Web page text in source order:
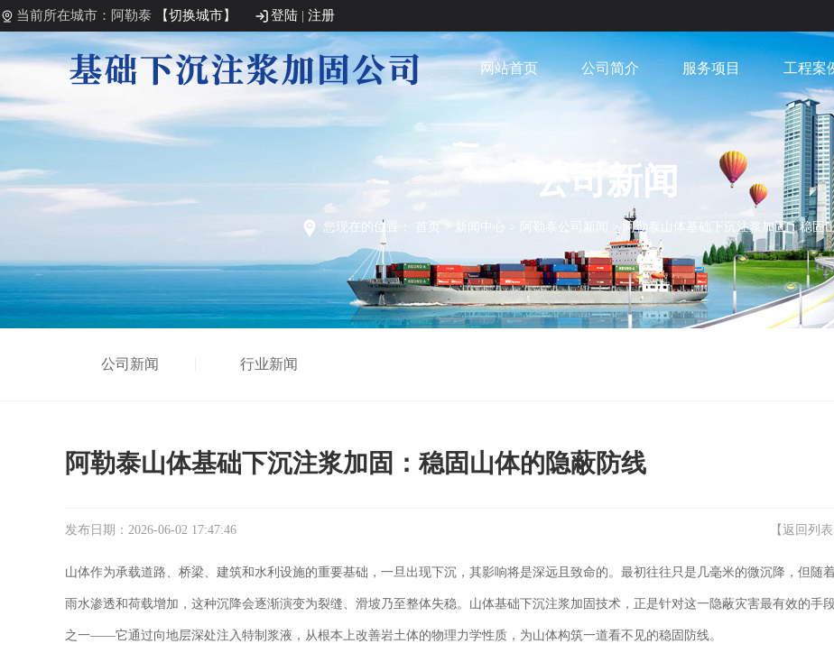
当前所在城市：阿勒泰 【切换城市】 登陆 | 注册
网站首页 公司简介 服务项目 工程案
公司新闻
您现在的位置： 首页 > 新闻中心 > 阿勒泰公司新闻 > 阿勒泰山体基础下沉注浆加固：稳固
公司新闻 行业新闻
阿勒泰山体基础下沉注浆加固：稳固山体的隐蔽防线
发布日期：2026-06-02 17:47:46 【 返回列表
山体作为承载道路、桥梁、建筑和水利设施的重要基础，一旦出现下沉，其影响将是深远且致命的。最初往往只是几毫米的微沉降，但随着
雨水渗透和荷载增加，这种沉降会逐渐演变为裂缝、滑坡乃至整体失稳。山体基础下沉注浆加固技术，正是针对这一隐蔽灾害最有效的手
之一——它通过向地层深处注入特制浆液，从根本上改善岩土体的物理力学性质，为山体构筑一道看不见的稳固防线。